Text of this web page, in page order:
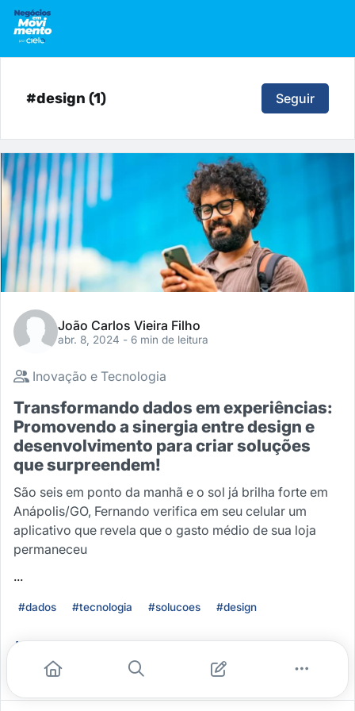
#design (1) Seguir
João Carlos Vieira Filho
abr. 8, 2024 - 6 min de leitura
Inovação e Tecnologia
Transformando dados em experiências:
Promovendo a sinergia entre design e
desenvolvimento para criar soluções
que surpreendem!
São seis em ponto da manhã e o sol já brilha forte em
Anápolis/GO, Fernando verifica em seu celular um
aplicativo que revela que o gasto médio de sua loja
permaneceu
...
#dados #tecnologia #solucoes #design
Leia mais